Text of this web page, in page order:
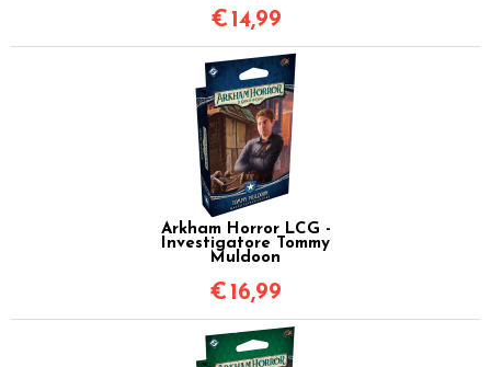
€ 14,99
Arkham Horror LCG -
Investigatore Tommy
Muldoon
€ 16,99